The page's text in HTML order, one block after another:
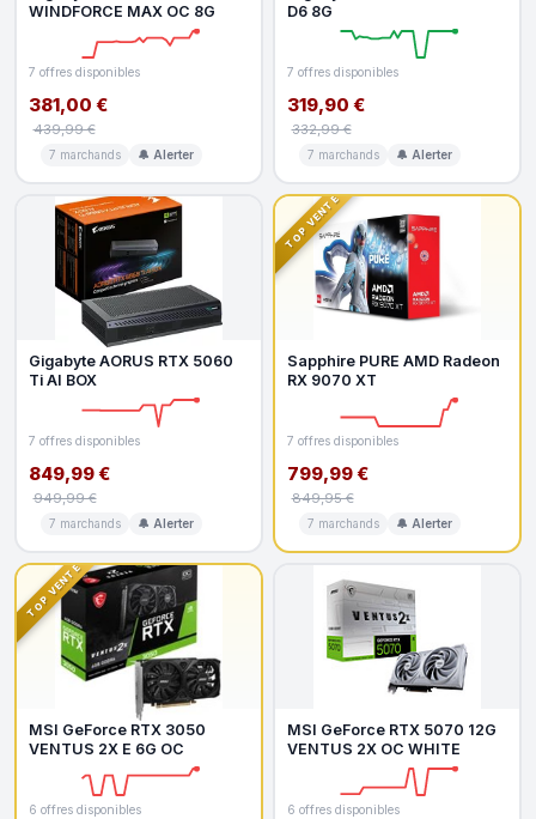
WINDFORCE MAX OC 8G
7 offres disponibles
381,00 €
439,99 €
7 marchands 🔔 Alerter
D6 8G
7 offres disponibles
319,90 €
332,99 €
7 marchands 🔔 Alerter
Gigabyte AORUS RTX 5060
Ti AI BOX
7 offres disponibles
849,99 €
949,99 €
7 marchands 🔔 Alerter
TOP VENTE
Sapphire PURE AMD Radeon
RX 9070 XT
7 offres disponibles
799,99 €
849,95 €
7 marchands 🔔 Alerter
TOP VENTE
MSI GeForce RTX 3050
VENTUS 2X E 6G OC
6 offres disponibles
MSI GeForce RTX 5070 12G
VENTUS 2X OC WHITE
6 offres disponibles